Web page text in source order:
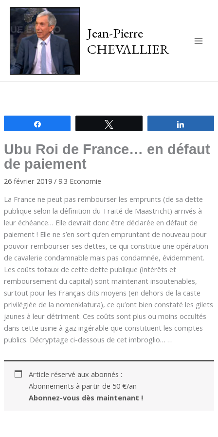
Jean-Pierre
CHEVALLIER
Ubu Roi de France… en défaut
de paiement
26 février 2019 / 9.3 Economie
La France ne peut pas rembourser les emprunts (de sa dette
publique selon la définition du Traité de Maastricht) arrivés à
leur échéance… Elle devrait donc être déclarée en défaut de
paiement ! Elle ne s’en sort qu’en empruntant de nouveau pour
pouvoir rembourser ses dettes, ce qui constitue une opération
de cavalerie condamnable mais pas condamnée, évidemment.
Les coûts totaux de cette dette publique (intérêts et
remboursement du capital) sont maintenant insoutenables,
surtout pour les Français dits moyens (en dehors de la caste
privilégiée de la nomenklatura), ce qu’ont bien constaté les gilets
jaunes à leur détriment. Ces coûts sont plus ou moins occultés
dans cette usine à gaz ingérable que constituent les comptes
publics. Décryptage ci-dessous de cet imbroglio… …
Article réservé aux abonnés :
Abonnements à partir de 50 €/an
Abonnez-vous dès maintenant !